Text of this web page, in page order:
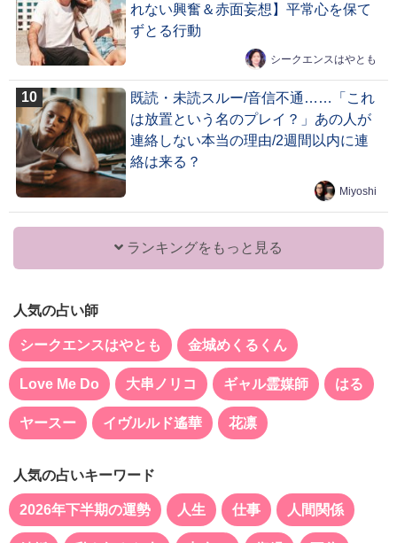
れない興奮＆赤面妄想】平常心を保て
ずとる行動
シークエンスはやとも
既読・未読スルー/音信不通……「これ
は放置という名のプレイ？」あの人が
連絡しない本当の理由/2週間以内に連
絡は来る？
Miyoshi
ランキングをもっと見る
人気の占い師
シークエンスはやとも 金城めくるくん
Love Me Do 大串ノリコ ギャル霊媒師 はる
ヤースー イヴルルド遙華 花凛
人気の占いキーワード
2026年下半期の運勢 人生 仕事 人間関係